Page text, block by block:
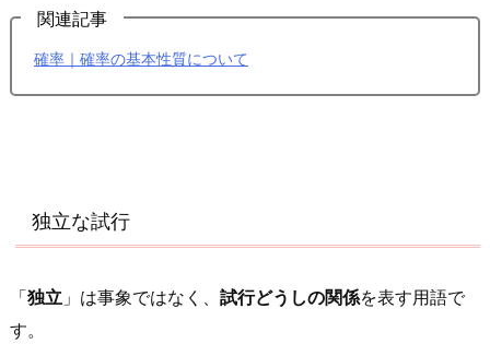
立
試
行
る
2.
関連記事
確率｜確率の基本性質について
独立な試行
「独立 」は事象ではなく、 試行どうしの関係を表す用語で
す。